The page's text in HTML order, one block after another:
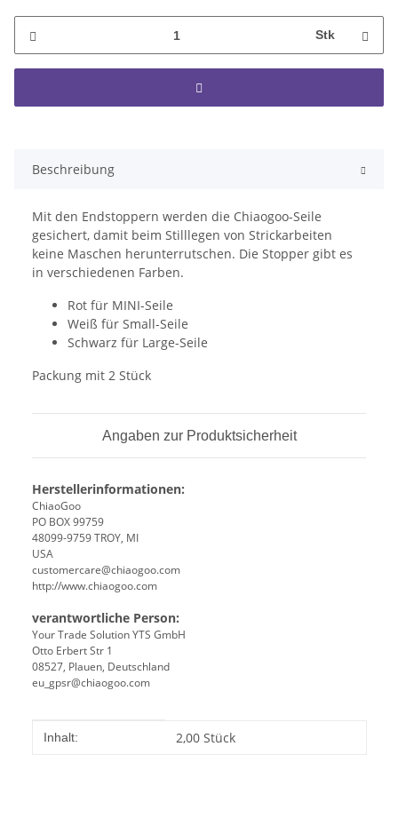
Stk
Beschreibung
Mit den Endstoppern werden die Chiaogoo-Seile
gesichert, damit beim Stilllegen von Strickarbeiten
keine Maschen herunterrutschen. Die Stopper gibt es
in verschiedenen Farben.
Rot für MINI-Seile
Weiß für Small-Seile
Schwarz für Large-Seile
Packung mit 2 Stück
Angaben zur Produktsicherheit
Herstellerinformationen:
ChiaoGoo
PO BOX 99759
48099-9759 TROY, MI
USA
customercare@chiaogoo.com
http://www.chiaogoo.com
verantwortliche Person:
Your Trade Solution YTS GmbH
Otto Erbert Str 1
08527, Plauen, Deutschland
eu_gpsr@chiaogoo.com
Produkteigenschaft
Wert
Inhalt: 2,00 Stück